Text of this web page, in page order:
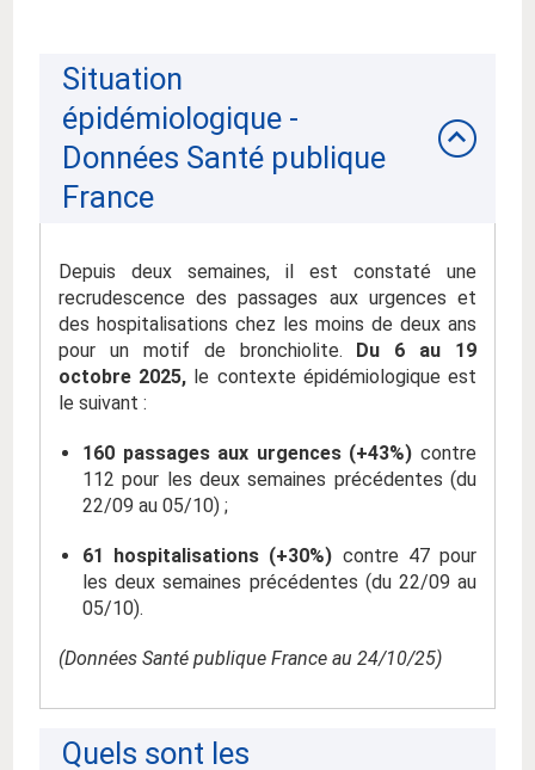
Situation
épidémiologique -
Données Santé publique
France
Depuis deux semaines, il est constaté une
recrudescence des passages aux urgences et
des hospitalisations chez les moins de deux ans
pour un motif de bronchiolite. Du 6 au 19
octobre 2025, le contexte épidémiologique est
le suivant :
160 passages aux urgences (+43%) contre
112 pour les deux semaines précédentes (du
22/09 au 05/10) ;
61 hospitalisations (+30%) contre 47 pour
les deux semaines précédentes (du 22/09 au
05/10).
(Données Santé publique France au 24/10/25)
Quels sont les